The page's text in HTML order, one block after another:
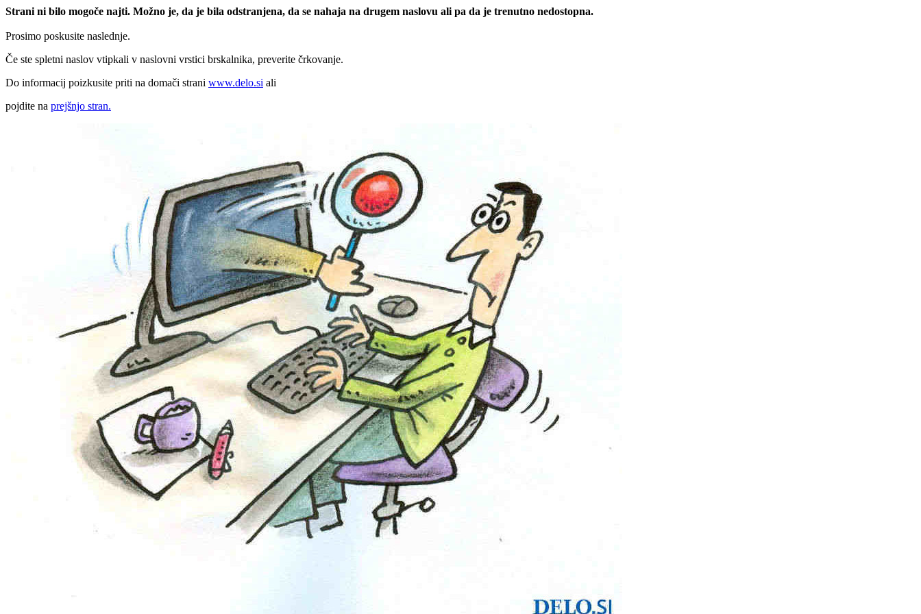
Strani ni bilo mogoče najti. Možno je, da je bila odstranjena, da se nahaja na drugem naslovu ali pa da je trenutno nedostopna.
Prosimo poskusite naslednje.
Če ste spletni naslov vtipkali v naslovni vrstici brskalnika, preverite črkovanje.
Do informacij poizkusite priti na domači strani www.delo.si ali
pojdite na prejšnjo stran.